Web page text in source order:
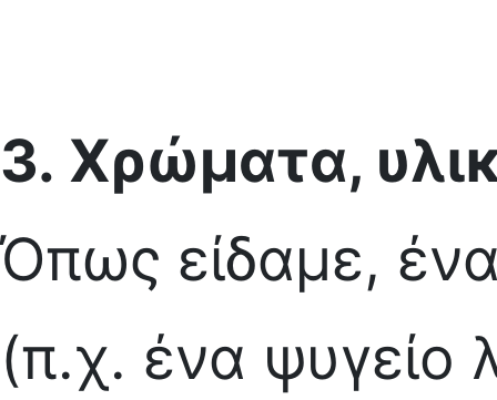
3. Χρώματα,
Όπως είδαμε,
(π.χ. ένα ψυγείο